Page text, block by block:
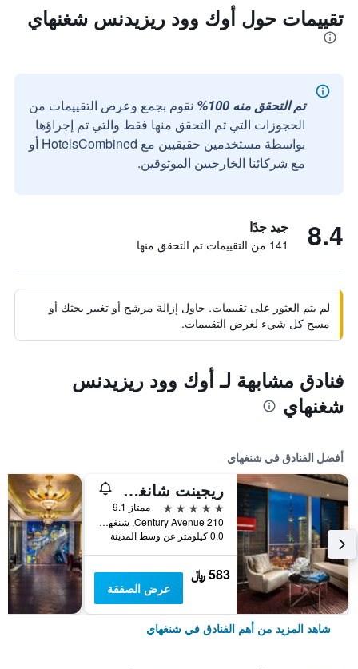
تقييمات حول أوك وود ريزيدنس شغنهاي
تم التحقق منه 100%
نقوم بجمع وعرض التقييمات من
الحجوزات التي تم التحقق منها فقط والتي تم إجراؤها
بواسطة مستخدمين حقيقيين مع HotelsCombined أو
مع شركائنا الخارجيين الموثوقين.
8.4 جيد جدًا
141 من التقييمات تم التحقق منها
لم يتم العثور على تقييمات. حاول إزالة مرشح أو تغيير بحثك أو
مسح كل شيء لعرض التقييمات.
فنادق مشابهة لـ أوك وود ريزيدنس
شغنهاي
أفضل الفنادق في شنغهاي
ريجينت شانغهاي بودونج
5 نجوم
ممتاز 9.1
210 Century Avenue, شنغهاي, الصين
0.0 كيلومتر عن وسط المدينة
583 ﷼
عرض الصفقة
شاهد المزيد من أهم الفنادق في شنغهاي